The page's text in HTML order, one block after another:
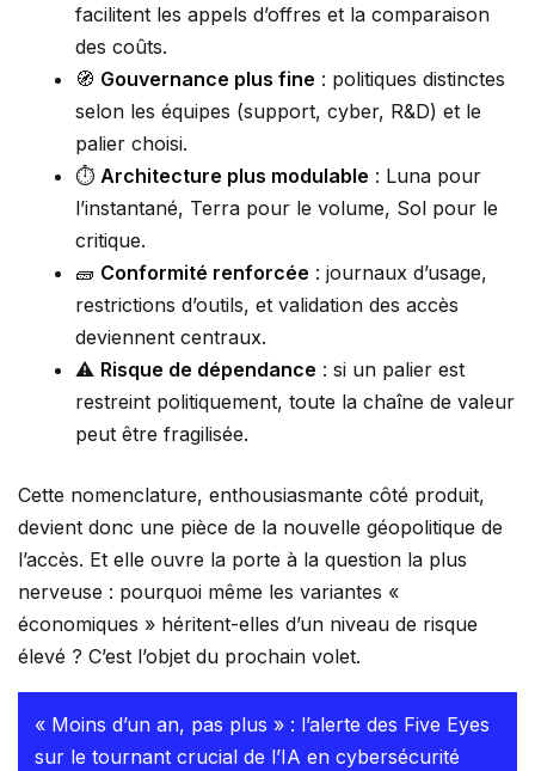
facilitent les appels d’offres et la comparaison
des coûts.
🧭 Gouvernance plus fine : politiques distinctes
selon les équipes (support, cyber, R&D) et le
palier choisi.
⏱️ Architecture plus modulable : Luna pour
l’instantané, Terra pour le volume, Sol pour le
critique.
🧱 Conformité renforcée : journaux d’usage,
restrictions d’outils, et validation des accès
deviennent centraux.
⚠️ Risque de dépendance : si un palier est
restreint politiquement, toute la chaîne de valeur
peut être fragilisée.
Cette nomenclature, enthousiasmante côté produit,
devient donc une pièce de la nouvelle géopolitique de
l’accès. Et elle ouvre la porte à la question la plus
nerveuse : pourquoi même les variantes «
économiques » héritent-elles d’un niveau de risque
élevé ? C’est l’objet du prochain volet.
« Moins d’un an, pas plus » : l’alerte des Five Eyes
sur le tournant crucial de l’IA en cybersécurité